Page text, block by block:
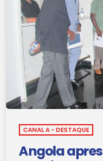
CANAL A - DESTAQUE
Angola